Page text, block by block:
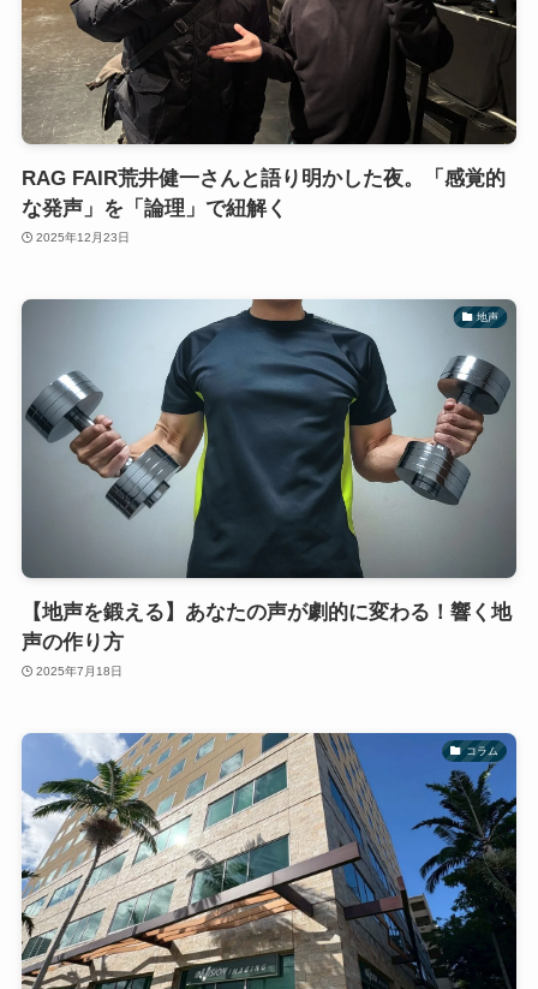
RAG FAIR荒井健一さんと語り明かした夜。「感覚的
な発声」を「論理」で紐解く
2025年12月23日
地声
【地声を鍛える】あなたの声が劇的に変わる！響く地
声の作り方
2025年7月18日
コラム